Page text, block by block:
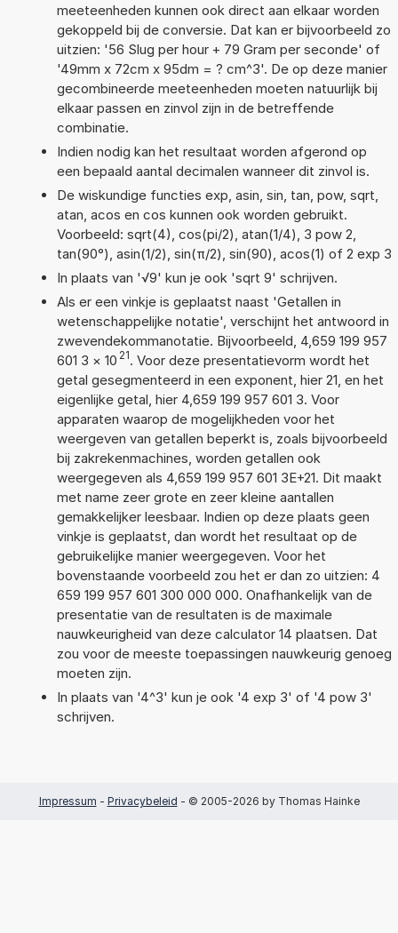
meeteenheden kunnen ook direct aan elkaar worden
gekoppeld bij de conversie. Dat kan er bijvoorbeeld zo
uitzien: '56 Slug per hour + 79 Gram per seconde' of
'49mm x 72cm x 95dm = ? cm^3'. De op deze manier
gecombineerde meeteenheden moeten natuurlijk bij
elkaar passen en zinvol zijn in de betreffende
combinatie.
Indien nodig kan het resultaat worden afgerond op
een bepaald aantal decimalen wanneer dit zinvol is.
De wiskundige functies exp, asin, sin, tan, pow, sqrt,
atan, acos en cos kunnen ook worden gebruikt.
Voorbeeld: sqrt(4), cos(pi/2), atan(1/4), 3 pow 2,
tan(90°), asin(1/2), sin(π/2), sin(90), acos(1) of 2 exp 3
In plaats van '√9' kun je ook 'sqrt 9' schrijven.
Als er een vinkje is geplaatst naast 'Getallen in
wetenschappelijke notatie', verschijnt het antwoord in
zwevendekommanotatie. Bijvoorbeeld, 4,659 199 957
601 3 × 10 21. Voor deze presentatievorm wordt het
getal gesegmenteerd in een exponent, hier 21, en het
eigenlijke getal, hier 4,659 199 957 601 3. Voor
apparaten waarop de mogelijkheden voor het
weergeven van getallen beperkt is, zoals bijvoorbeeld
bij zakrekenmachines, worden getallen ook
weergegeven als 4,659 199 957 601 3E+21. Dit maakt
met name zeer grote en zeer kleine aantallen
gemakkelijker leesbaar. Indien op deze plaats geen
vinkje is geplaatst, dan wordt het resultaat op de
gebruikelijke manier weergegeven. Voor het
bovenstaande voorbeeld zou het er dan zo uitzien: 4
659 199 957 601 300 000 000. Onafhankelijk van de
presentatie van de resultaten is de maximale
nauwkeurigheid van deze calculator 14 plaatsen. Dat
zou voor de meeste toepassingen nauwkeurig genoeg
moeten zijn.
In plaats van '4^3' kun je ook '4 exp 3' of '4 pow 3'
schrijven.
Impressum - Privacybeleid - © 2005-2026 by Thomas Hainke